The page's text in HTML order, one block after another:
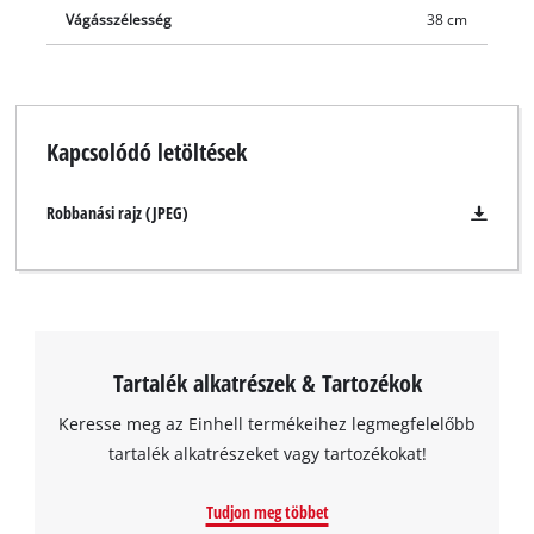
Vágásszélesség 38 cm
Kapcsolódó letöltések
Robbanási rajz (JPEG)
Tartalék alkatrészek & Tartozékok
Keresse meg az Einhell termékeihez legmegfelelőbb
tartalék alkatrészeket vagy tartozékokat!
Tudjon meg többet